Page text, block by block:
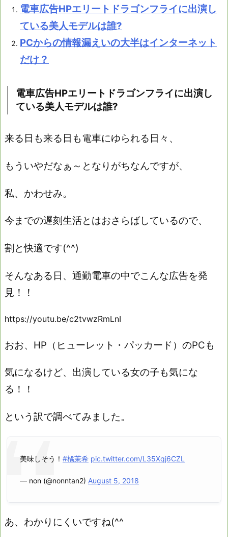
電車広告HPエリートドラゴンフライに出演し
ている美人モデルは誰?
PCからの情報漏えいの大半はインターネット
だけ？
電車広告HPエリートドラゴンフライに出演し
ている美人モデルは誰?
来る日も来る日も電車にゆられる日々、
もういやだなぁ～となりがちなんですが、
私、かわせみ。
今までの遅刻生活とはおさらばしているので、
割と快適です(^^)
そんなある日、通勤電車の中でこんな広告を発
見！！
https://youtu.be/c2tvwzRmLnI
おお、HP（ヒューレット・パッカード）のPCも
気になるけど、出演している女の子も気にな
る！！
という訳で調べてみました。
美味しそう！ #橘茉希 pic.twitter.com/L35Xqj6CZL
— non (@nonntan2) August 5, 2018
あ、わかりにくいですね(^^ゞ